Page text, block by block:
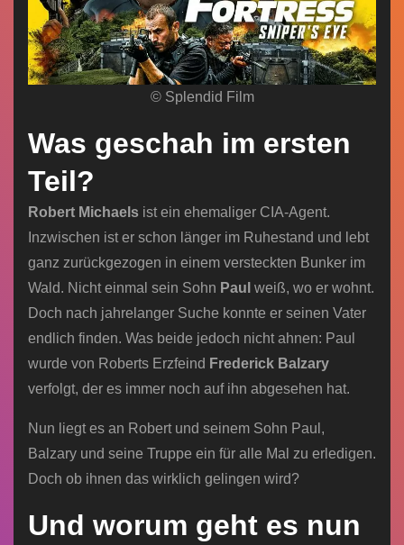
© Splendid Film
Was geschah im ersten
Teil?
Robert Michaels ist ein ehemaliger CIA-Agent.
Inzwischen ist er schon länger im Ruhestand und lebt
ganz zurückgezogen in einem versteckten Bunker im
Wald. Nicht einmal sein Sohn Paul weiß, wo er wohnt.
Doch nach jahrelanger Suche konnte er seinen Vater
endlich finden. Was beide jedoch nicht ahnen: Paul
wurde von Roberts Erzfeind Frederick Balzary
verfolgt, der es immer noch auf ihn abgesehen hat.
Nun liegt es an Robert und seinem Sohn Paul,
Balzary und seine Truppe ein für alle Mal zu erledigen.
Doch ob ihnen das wirklich gelingen wird?
Und worum geht es nun